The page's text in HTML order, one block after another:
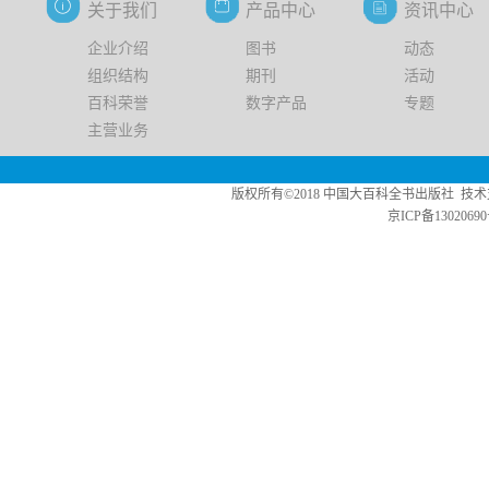
关于我们 产品中心 资讯中心
企业介绍 图书
动态
组织结构
期刊
活动
百科荣誉
数字产品
专题
主营业务
版权所有©2018 中国大百科全书出版社 技术
京ICP备